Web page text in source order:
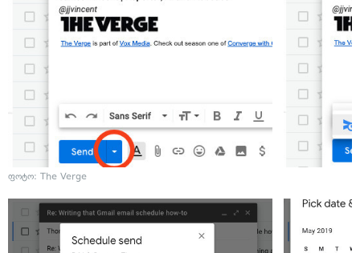
ფოტო: The Verge